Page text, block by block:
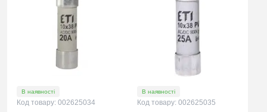
В наявності
Код товару: 002625034
В наявності
Код товару: 002625035